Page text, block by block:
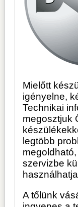
Mielőtt
igényelne,
Technikai
megosztjuk
legtöbb
szervizbe
A tőlünk